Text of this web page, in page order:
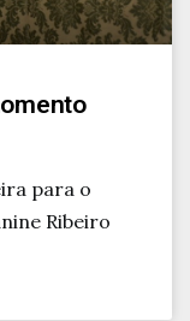
para o
Ribeiro